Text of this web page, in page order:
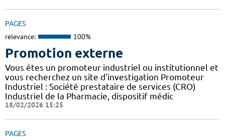
PAGES
relevance: 100%
Promotion externe
Vous êtes un promoteur industriel ou institutionnel et
vous recherchez un site d'investigation Promoteur
Industriel : Société prestataire de services (CRO)
Industriel de la Pharmacie, dispositif médic
18/02/2026 15:25
PAGES